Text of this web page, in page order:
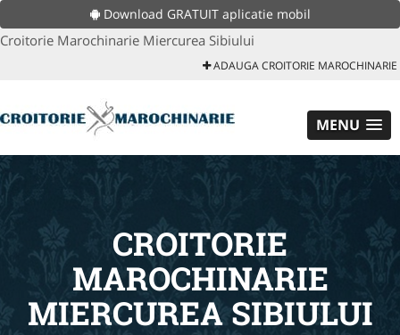
Download GRATUIT aplicatie mobil
Croitorie Marochinarie Miercurea Sibiului
ADAUGA CROITORIE MAROCHINARIE
MENU
CROITORIE
MAROCHINARIE
MIERCUREA SIBIULUI